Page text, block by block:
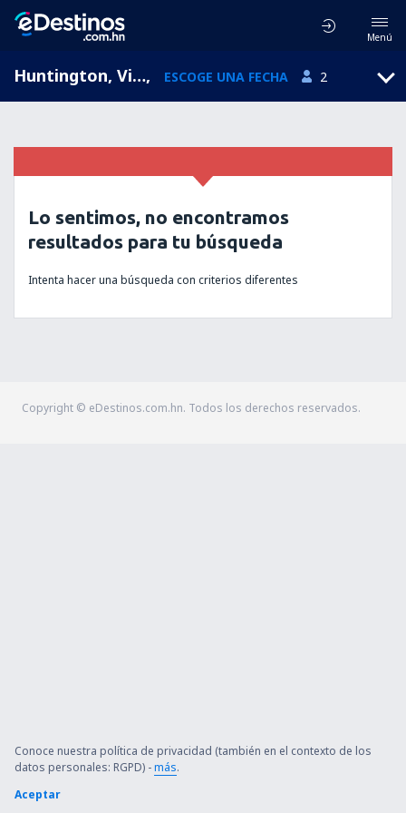
Menú
Huntington, Virginia Occidental, Estados Unidos, ESCOGE UNA FECHA 2
Lo sentimos, no encontramos
resultados para tu búsqueda
Intenta hacer una búsqueda con criterios diferentes
Copyright © eDestinos.com.hn. Todos los derechos reservados.
Conoce nuestra política de privacidad (también en el contexto de los
datos personales: RGPD) -más.
Aceptar